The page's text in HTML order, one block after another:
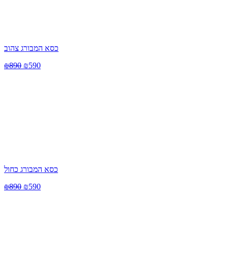
כסא המבורג צהוב
₪890 ₪590
כסא המבורג כחול
₪890 ₪590